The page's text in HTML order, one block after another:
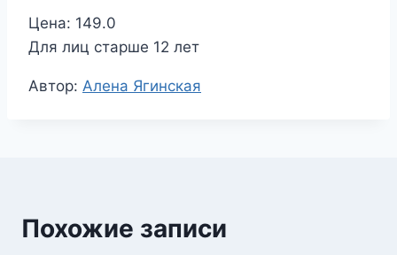
Цена: 149.0
Для лиц старше 12 лет
Метки
Автор: Алена Ягинская
Похожие записи